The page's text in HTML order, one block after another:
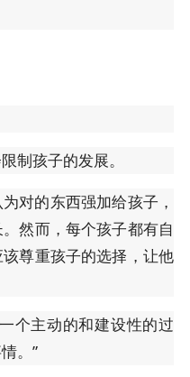
制孩子的发展。
对的东西强加给孩子，
然而，每个孩子都有自
尊重孩子的选择，让他
个主动的和建设性的过
。”